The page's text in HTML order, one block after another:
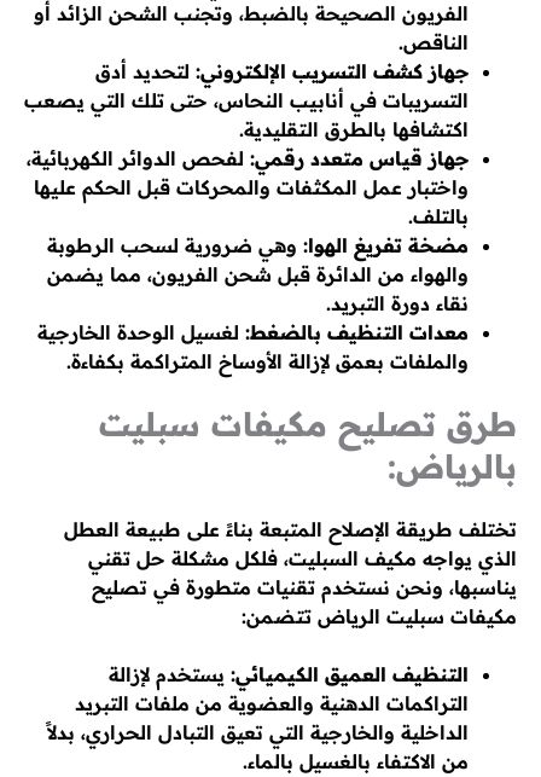
الفريون الصحيحة بالضبط، وتجنب الشحن الزائد أو
الناقص.
جهاز كشف التسريب الإلكتروني: لتحديد أدق
التسريبات في أنابيب النحاس، حتى تلك التي يصعب
اكتشافها بالطرق التقليدية.
جهاز قياس متعدد رقمي: لفحص الدوائر الكهربائية،
واختبار عمل المكثفات والمحركات قبل الحكم عليها
بالتلف.
مضخة تفريغ الهوا: وهي ضرورية لسحب الرطوبة
والهواء من الدائرة قبل شحن الفريون، مما يضمن
نقاء دورة التبريد.
معدات التنظيف بالضغط: لغسيل الوحدة الخارجية
والملفات بعمق لإزالة الأوساخ المتراكمة بكفاءة.
طرق تصليح مكيفات سبليت
بالرياض:
تختلف طريقة الإصلاح المتبعة بناءً على طبيعة العطل
الذي يواجه مكيف السبليت، فلكل مشكلة حل تقني
يناسبها، ونحن نستخدم تقنيات متطورة في تصليح
مكيفات سبليت الرياض تتضمن:
التنظيف العميق الكيميائي: يستخدم لإزالة
التراكمات الدهنية والعضوية من ملفات التبريد
الداخلية والخارجية التي تعيق التبادل الحراري، بدلاً
من الاكتفاء بالغسيل بالماء.